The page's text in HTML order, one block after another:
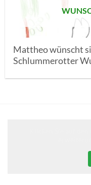
Mattheo wünscht
Schlummerotter